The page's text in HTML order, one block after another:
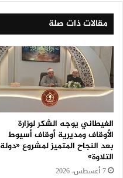
مقالات ذات صلة
الغيطاني يوجه الشكر لوزارة
الأوقاف ومديرية أوقاف أسيوط
بعد النجاح المتميز لمشروع «دولة
التلاوة»
7 أغسطس، 2026